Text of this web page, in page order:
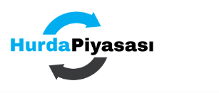
İçeriğe
geç